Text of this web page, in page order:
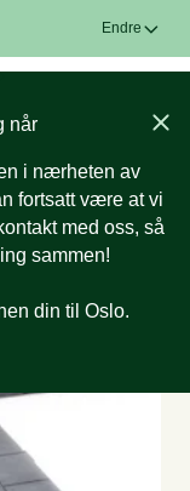
Endre
når
i nærheten av
fortsatt være at vi
med oss, så
sammen!
din til Oslo.